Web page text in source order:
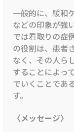
一般的に、緩和
などの印象が強
では看取りの症
の役割は、患者
なく、その人ら
することによっ
でいくことであ
す。
〈メッセージ〉